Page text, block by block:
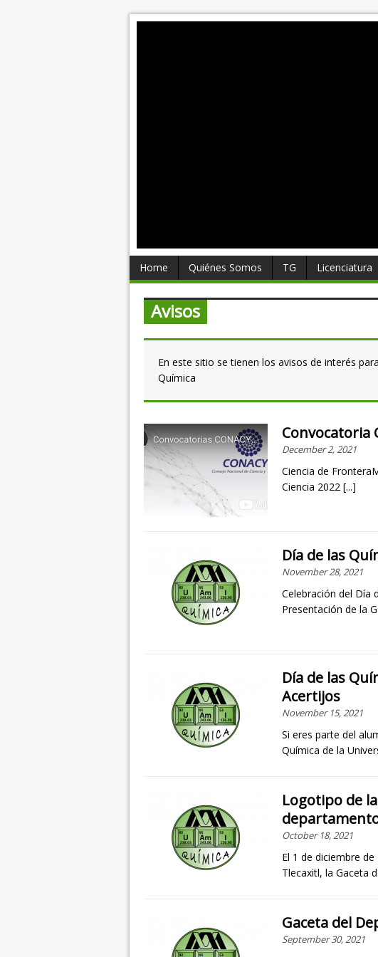
Home Quiénes Somos TG Licenciatura
Avisos
En este sitio se tienen los avisos de interés
Química
Convocatoria
December 2, 2021
Ciencia de
Ciencia 2022 [...]
Día de las
November 28, 2021
Celebración del Día
Presentación de la
Día de las
Acertijos
November 15, 2021
Si eres parte del
Química de la
Logotipo de
October 18, 2021
El 1 de diciembre
Tlecaxitl, la Gaceta
Gaceta del
September 30, 2021